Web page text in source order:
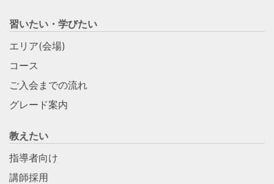
習いたい・学びたい
エリア(会場)
コース
ご入会までの流れ
グレード案内
教えたい
指導者向け
講師採用